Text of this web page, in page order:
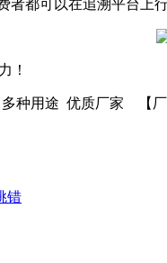
都可以在追溯平台上
！
种用途 优质厂家 【
错